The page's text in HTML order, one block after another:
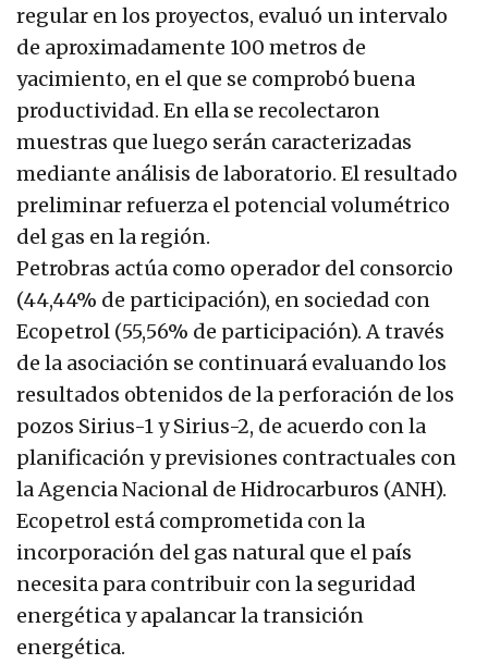
regular en los proyectos, evaluó un intervalo
de aproximadamente 100 metros de
yacimiento, en el que se comprobó buena
productividad. En ella se recolectaron
muestras que luego serán caracterizadas
mediante análisis de laboratorio. El resultado
preliminar refuerza el potencial volumétrico
del gas en la región.
Petrobras actúa como operador del consorcio
(44,44% de participación), en sociedad con
Ecopetrol (55,56% de participación). A través
de la asociación se continuará evaluando los
resultados obtenidos de la perforación de los
pozos Sirius-1 y Sirius-2, de acuerdo con la
planificación y previsiones contractuales con
la Agencia Nacional de Hidrocarburos (ANH).
Ecopetrol está comprometida con la
incorporación del gas natural que el país
necesita para contribuir con la seguridad
energética y apalancar la transición
energética.